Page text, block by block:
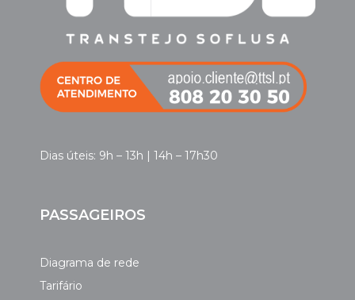
Dias úteis: 9h – 13h | 14h – 17h30
PASSAGEIROS
Diagrama de rede
Tarifário